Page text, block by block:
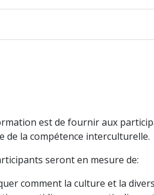
est de fournir aux
de la compétence interculturelle.
seront en mesure de:
comment la culture et la